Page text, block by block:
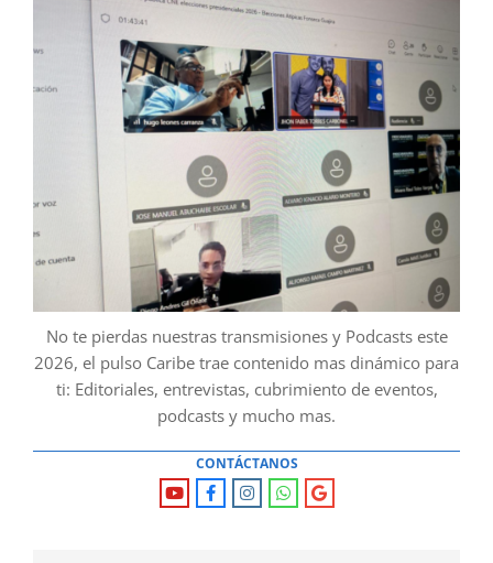
No te pierdas nuestras transmisiones y Podcasts este
2026, el pulso Caribe trae contenido mas dinámico para
ti: Editoriales, entrevistas, cubrimiento de eventos,
podcasts y mucho mas.
CONTÁCTANOS